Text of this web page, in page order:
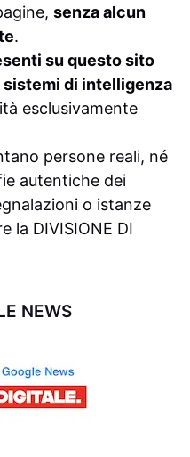
senza alcun
.
su questo sito
di intelligenza
esclusivamente
persone reali, né
autentiche dei
o istanze
la DIVISIONE DI
NEWS